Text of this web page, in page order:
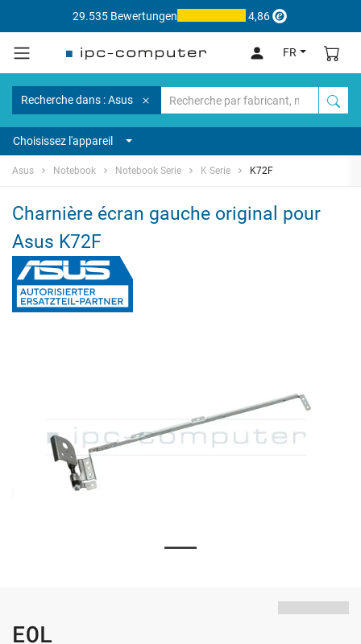
29.535 Bewertungen 4,86
FR
Recherche dans : Asus
Choisissez l'appareil
Asus Notebook Notebook Serie K Serie K72F
Charnière écran gauche original pour
Asus K72F
EOL